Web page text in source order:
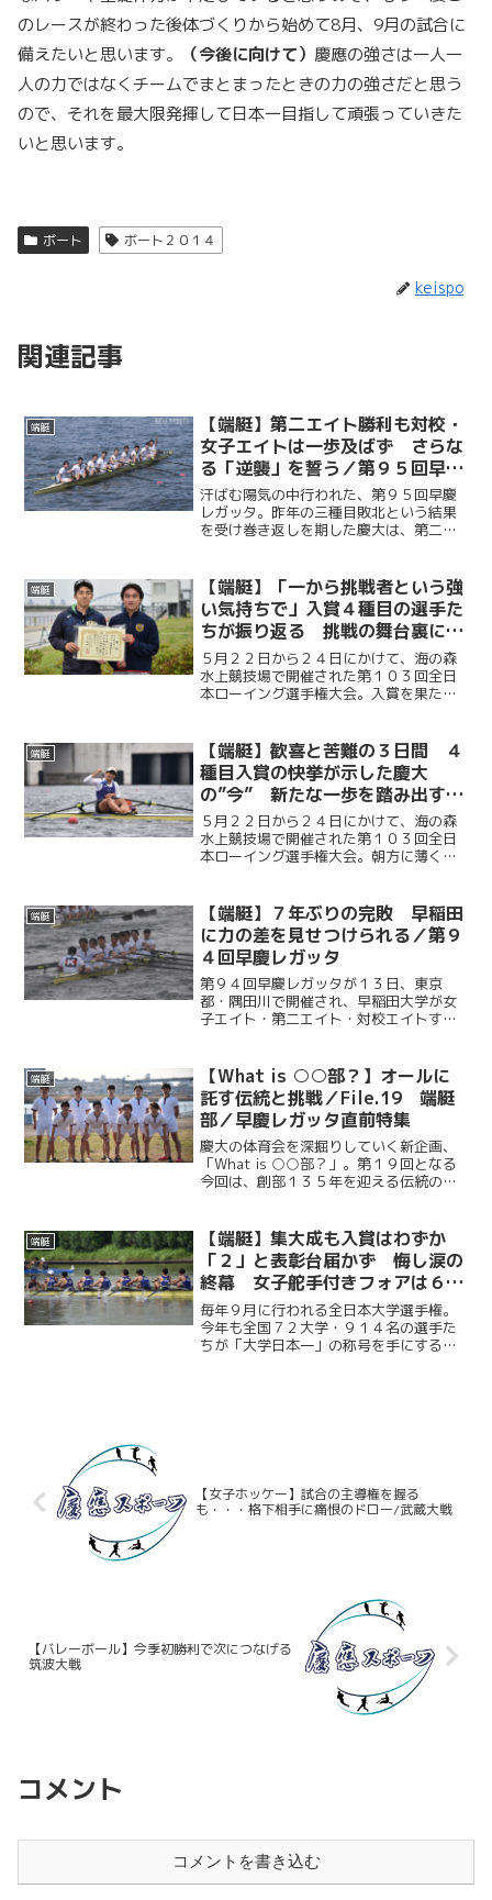
のレースが終わった後体づくりから始めて8月、9月の試合に
備えたいと思います。
（今後に向けて） 慶應の強さは一人一
人の力ではなくチームでまとまったときの力の強さだと思う
ので、それを最大限発揮して日本一目指して頑張っていきた
いと思います。
ボート ボート２０１４
keispo
関連記事
端艇
【端艇】第二エイト勝利も対校・
女子エイトは一歩及ばず さらな
る「逆襲」を誓う／第９５回早慶
レガッタ
汗ばむ陽気の中行われた、第９５回早慶
レガッタ。昨年の三種目敗北という結果
を受け巻き返しを期した慶大は、第二エ
襲」へ向け、さらなる努力を誓った。
端艇
【端艇】「一から挑戦者という強
い気持ちで」入賞４種目の選手た
ちが振り返る 挑戦の舞台裏に込
めた思い／第１０３回全日本ロー
イング選手権大会
５月２２日から２４日にかけて、海の森
水上競技場で開催された第１０３回全日
本ローイング選手権大会。入賞を果たし
めた思いを語った。挑戦を貫く揺るぎな
い意志とチームの深い結束...
端艇
【端艇】歓喜と苦難の３日間 ４
種目入賞の快挙が示した慶大
の”今” 新たな一歩を踏み出す／
第１０３回全日本ローイング選手
権大会
５月２２日から２４日にかけて、海の森
水上競技場で開催された第１０３回全日
本ローイング選手権大会。朝方に薄く広
選手たちは渾身の力をオールに込めた。
早慶レガッタ後、初めての...
端艇
【端艇】７年ぶりの完敗 早稲田
に力の差を見せつけられる／第９
４回早慶レガッタ
第９４回早慶レガッタが１３日、東京
都・隅田川で開催され、早稲田大学が女
子エイト・第二エイト・対校エイトすべ
く荒れる悪条件の中、慶應義塾大学は懸
命のレースを見せたが、最後...
端艇
【What is ○○部？】オールに
託す伝統と挑戦／File.19 端艇
部／早慶レガッタ直前特集
慶大の体育会を深掘りしていく新企画、
「What is ○○部？」。第１９回となる
今回は、創部１３５年を迎える伝統の端
る同部。今年は「自ら進む」という意味
を込めた「自進」...
端艇
【端艇】集大成も入賞はわずか
「２」と表彰台届かず 悔し涙の
終幕 女子舵手付きフォアは６位
に輝く／第５１回全日本大学ロー
イング選手権大会
毎年９月に行われる全日本大学選手権。
今年も全国７２大学・９１４名の選手た
ちが「大学日本一」の称号を手にするべ
【女子ホッケー】試合の主導権を握る
も・・・格下相手に痛恨のドロー/武蔵大戦
【バレーボール】今季初勝利で次につなげる
筑波大戦
コメント
コメントを書き込む